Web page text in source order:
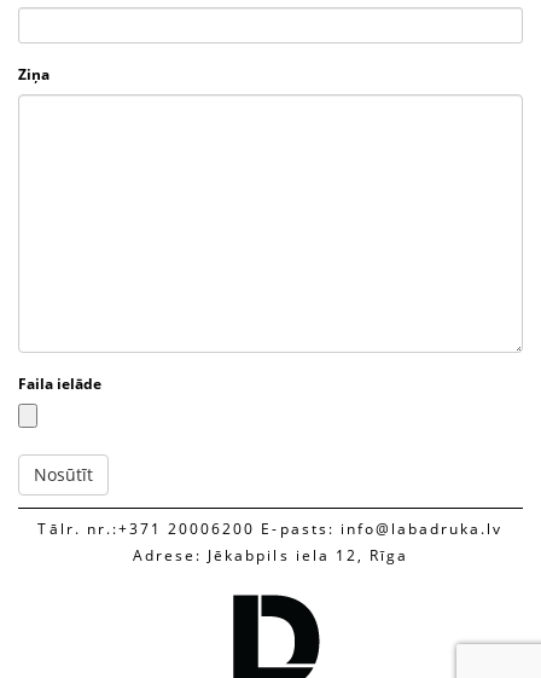
Ziņa
Faila ielāde
Tālr. nr.:+371 20006200 E-pasts: info@labadruka.lv
Adrese: Jēkabpils iela 12, Rīga